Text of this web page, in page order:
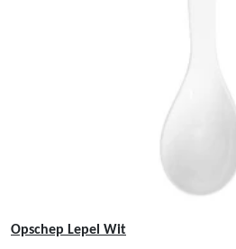
Opschep Lepel Wit